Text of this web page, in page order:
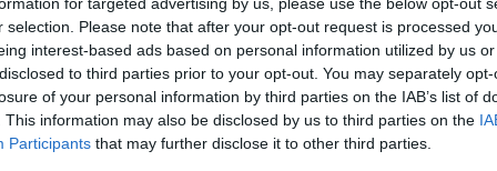
selection. Please note that after your opt-out request is processed
interest-based ads based on personal information utilized by us
to third parties prior to your opt-out. You may separately
of your personal information by third parties on the IAB’s list of
This information may also be disclosed by us to third parties on the
Participants that may further disclose it to other third parties.
* Les prix incluent la TVA légale. PlusLivraisonplusDépôt€
* Les prix incluent les droits d’accise
Description Info Critiques